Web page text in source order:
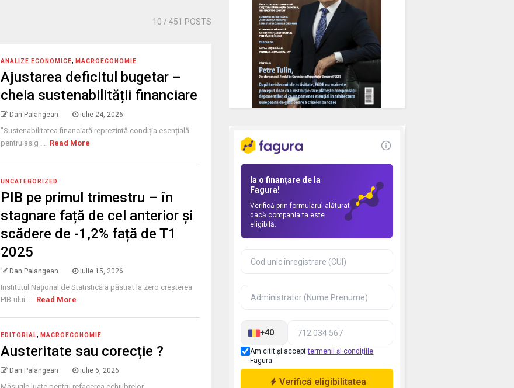
10 / 451 POSTS
ANALIZE ECONOMICE, MACROECONOMIE
Ajustarea deficitul bugetar –
cheia sustenabilității financiare
Dan Palangean iulie 24, 2026
”Sustenabilitatea financiară reprezintă condiția esențială
pentru asig ... Read More
UNCATEGORIZED
PIB pe primul trimestru – în
stagnare față de cel anterior și
scădere de -1,2% față de T1
2025
Dan Palangean iulie 15, 2026
Institutul Național de Statistică a păstrat la zero creșterea
PIB-ului ... Read More
EDITORIAL, MACROECONOMIE
Austeritate sau corecție ?
Dan Palangean iulie 6, 2026